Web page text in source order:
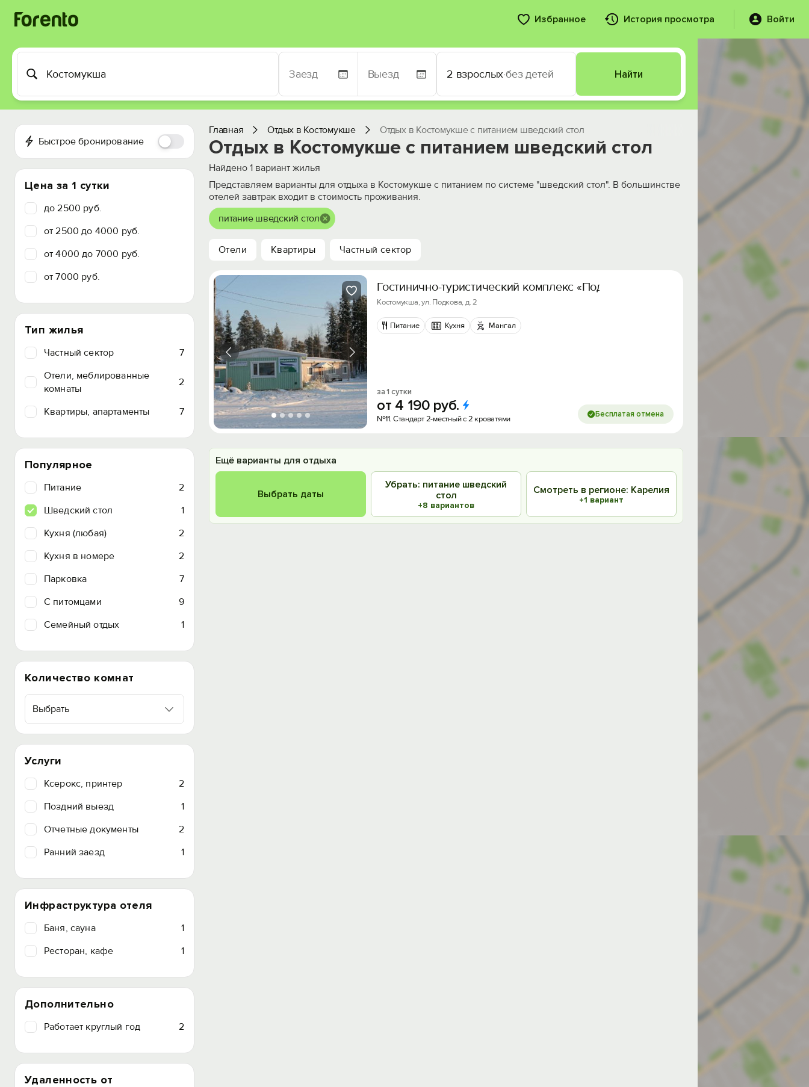
Избранное История просмотра Войти
2 взрослых·без детей Найти
Быстрое бронирование
Цена за 1 сутки
до 2500 руб.
от 2500 до 4000 руб.
от 4000 до 7000 руб.
от 7000 руб.
Тип жилья
Частный сектор
7
Отели, меблированные
комнаты
2
Квартиры, апартаменты 7
Популярное
Питание
2
Шведский стол
1
Кухня (любая)
2
Кухня в номере
2
Парковка
7
C питомцами
9
Семейный отдых
1
Количество комнат
Выбрать
Услуги
Ксерокс, принтер
2
Поздний выезд
1
Отчетные документы
2
Ранний заезд
1
Инфраструктура отеля
Баня, сауна
1
Ресторан, кафе
1
Дополнительно
Работает круглый год 2
Удаленность от
Главная Отдых в Костомукше Отдых в Костомукше с питанием шведский стол
Отдых в Костомукше с питанием шведский стол
Найдено 1 вариант жилья
Представляем варианты для отдыха в Костомукше с питанием по системе "шведский стол". В большинстве
отелей завтрак входит в стоимость проживания.
питание шведский стол
Отели Квартиры Частный сектор
Гостинично-туристический комплекс «Подкова»
Костомукша, ул. Подкова, д. 2
Питание Кухня Мангал
за 1 сутки
от 4 190 руб.
№11. Стандарт 2-местный с 2 кроватями Бесплатая отмена
Ещё варианты для отдыха
Выбрать даты
Убрать: питание шведский
стол
+8 вариантов
Смотреть в регионе: Карелия
+1 вариант